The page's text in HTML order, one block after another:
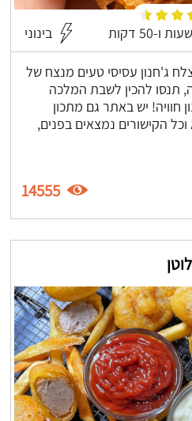
בינוני
ג'חנון עסיסי טעים מנצח של
תנסו להכין לשבת המלכה
חוויה! יש באתר גם מתכון
הקישורים נמצאים בפנים,
14555